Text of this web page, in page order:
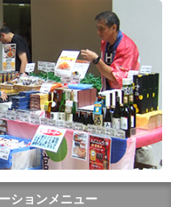
ションメニュー